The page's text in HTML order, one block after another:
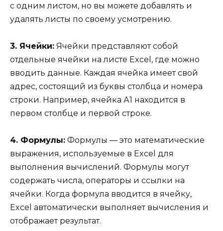
с одним листом, но вы можете добавлять и
удалять листы по своему усмотрению.
3. Ячейки: Ячейки представляют собой
отдельные ячейки на листе Excel, где можно
вводить данные. Каждая ячейка имеет свой
адрес, состоящий из буквы столбца и номера
строки. Например, ячейка А1 находится в
первом столбце и первой строке.
4. Формулы: Формулы — это математические
выражения, используемые в Excel для
выполнения вычислений. Формулы могут
содержать числа, операторы и ссылки на
ячейки. Когда формула вводится в ячейку,
Excel автоматически выполняет вычисления и
отображает результат.